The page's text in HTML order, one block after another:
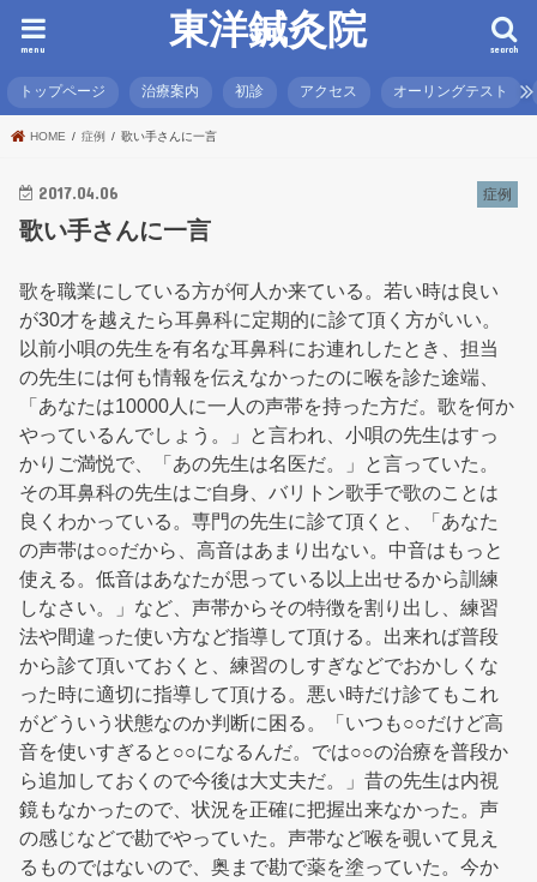
東洋鍼灸院 search
menu
トップページ 治療案内 初診 アクセス オーリングテスト
HOME 症例 歌い手さんに一言
症例
2017.04.06
歌い手さんに一言
歌を職業にしている方が何人か来ている。若い時は良い
が30才を越えたら耳鼻科に定期的に診て頂く方がいい。
以前小唄の先生を有名な耳鼻科にお連れしたとき、担当
の先生には何も情報を伝えなかったのに喉を診た途端、
「あなたは10000人に一人の声帯を持った方だ。歌を何か
やっているんでしょう。」と言われ、小唄の先生はすっ
かりご満悦で、「あの先生は名医だ。」と言っていた。
その耳鼻科の先生はご自身、バリトン歌手で歌のことは
良くわかっている。専門の先生に診て頂くと、「あなた
の声帯は○○だから、高音はあまり出ない。中音はもっと
使える。低音はあなたが思っている以上出せるから訓練
しなさい。」など、声帯からその特徴を割り出し、練習
法や間違った使い方など指導して頂ける。出来れば普段
から診て頂いておくと、練習のしすぎなどでおかしくな
った時に適切に指導して頂ける。悪い時だけ診てもこれ
がどういう状態なのか判断に困る。「いつも○○だけど高
音を使いすぎると○○になるんだ。では○○の治療を普段か
ら追加しておくので今後は大丈夫だ。」昔の先生は内視
鏡もなかったので、状況を正確に把握出来なかった。声
の感じなどで勘でやっていた。声帯など喉を覗いて見え
るものではないので、奥まで勘で薬を塗っていた。今か